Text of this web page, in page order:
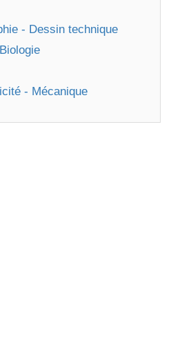
- Dessin technique
- Mécanique